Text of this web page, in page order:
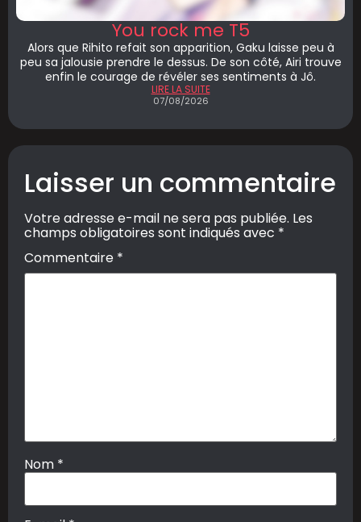
You rock me T5
Alors que Rihito refait son apparition, Gaku laisse peu à
peu sa jalousie prendre le dessus. De son côté, Airi trouve
enfin le courage de révéler ses sentiments à Jô.
LIRE LA SUITE
07/08/2026
Laisser un commentaire
Votre adresse e-mail ne sera pas publiée. Les
champs obligatoires sont indiqués avec *
Commentaire *
Nom *